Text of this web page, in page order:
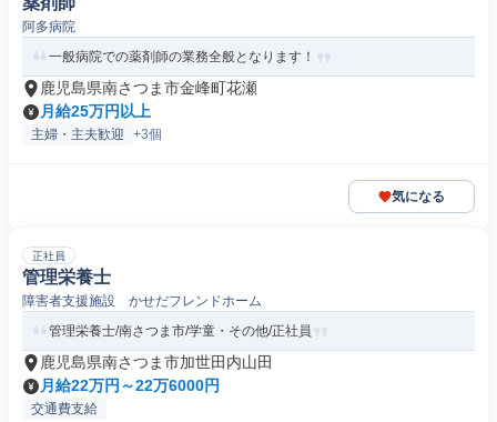
阿多病院
一般病院での薬剤師の業務全般となります！
鹿児島県南さつま市金峰町花瀬
月給25万円以上
主婦・主夫歓迎 +3個
気になる
正社員
管理栄養士
障害者支援施設 かせだフレンドホーム
管理栄養士/南さつま市/学童・その他/正社員
鹿児島県南さつま市加世田内山田
月給22万円～22万6000円
交通費支給